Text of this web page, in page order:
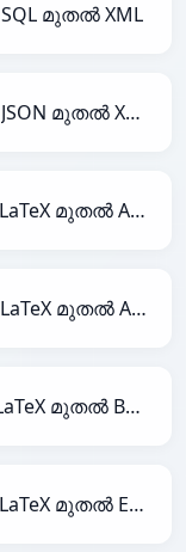
SQL മുതൽ XML
JSON മുതൽ XML
LaTeX മുതൽ ASCII
LaTeX മുതൽ ASP
LaTeX മുതൽ BBCode
LaTeX മുതൽ Excel